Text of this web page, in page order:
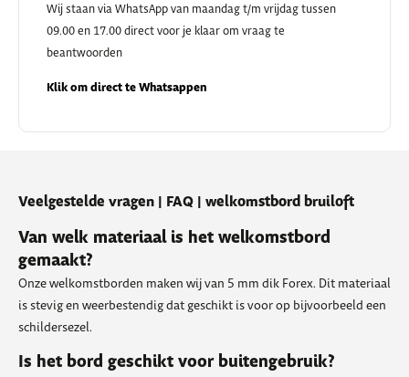
Wij staan via WhatsApp van maandag t/m vrijdag tussen
09.00 en 17.00 direct voor je klaar om vraag te
beantwoorden
Klik om direct te Whatsappen
Veelgestelde vragen | FAQ | welkomstbord bruiloft
Van welk materiaal is het welkomstbord
gemaakt?
Onze welkomstborden maken wij van 5 mm dik Forex. Dit materiaal
is stevig en weerbestendig dat geschikt is voor op bijvoorbeeld een
schildersezel.
Is het bord geschikt voor buitengebruik?